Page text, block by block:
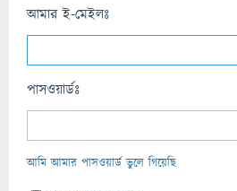
আমার ই-মেইলঃ
পাসওয়ার্ডঃ
আমি আমার পাসওয়ার্ড ভুলে গিয়েছি